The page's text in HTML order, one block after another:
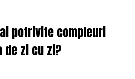
potrivite compleuri
de zi cu zi?